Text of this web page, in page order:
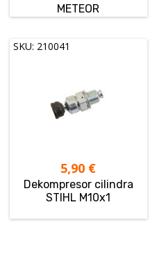
METEOR
SKU: 210041
5,90 €
Dekompresor cilindra
STIHL M10x1